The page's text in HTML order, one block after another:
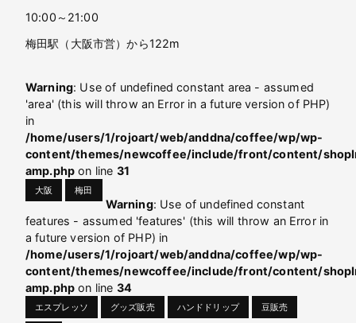
10:00～21:00
梅田駅（大阪市営）から122m
Warning: Use of undefined constant area - assumed
'area' (this will throw an Error in a future version of PHP)
in
/home/users/1/rojoart/web/anddna/coffee/wp/wp-
content/themes/newcoffee/include/front/content/
amp.php on line 31
大阪 梅田
Warning: Use of undefined constant
features - assumed 'features' (this will throw an Error in
a future version of PHP) in
/home/users/1/rojoart/web/anddna/coffee/wp/wp-
content/themes/newcoffee/include/front/content/
amp.php on line 34
エスプレッソ グッズ販売 ハンドドリップ 豆販売